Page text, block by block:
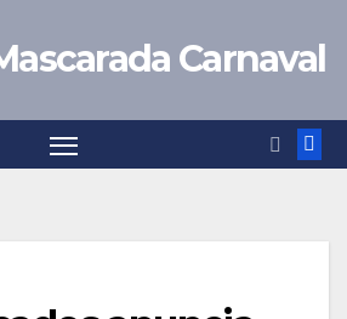
Carnaval